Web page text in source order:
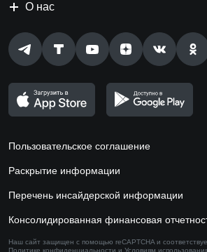
О нас
Пользовательское соглашение
Раскрытие информации
Перечень инсайдерской информации
Консолидированная финансовая
Наш сайт защищен с помощью reCAPTCHA и